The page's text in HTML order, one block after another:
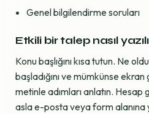
Genel bilgilendirme soruları
Etkili bir talep nasıl
Konu başlığını kısa tutun. Ne
başladığını ve mümkünse
metinle adımları anlatın.
asla e-posta veya form alanına